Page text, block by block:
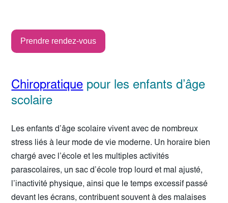
Prendre rendez-vous
Chiropratique pour les enfants d’âge
scolaire
Les enfants d’âge scolaire vivent avec de nombreux
stress liés à leur mode de vie moderne. Un horaire bien
chargé avec l’école et les multiples activités
parascolaires, un sac d’école trop lourd et mal ajusté,
l’inactivité physique, ainsi que le temps excessif passé
devant les écrans, contribuent souvent à des malaises